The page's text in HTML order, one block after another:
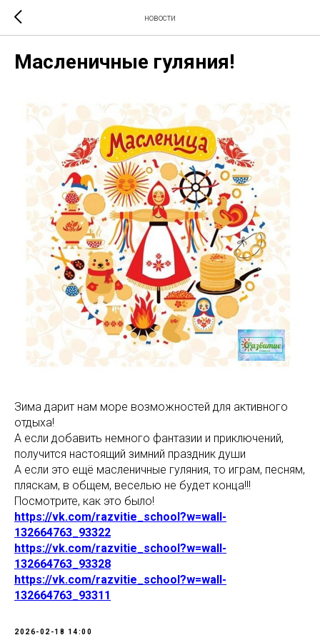
новости
Масленичные гуляния!
Зима дарит нам море возможностей для активного
отдыха!
А если добавить немного фантазии и приключений,
получится настоящий зимний праздник души
А если это ещё масленичные гуляния, то играм, песням,
пляскам, в общем, веселью не будет конца!!!
Посмотрите, как это было!
https://vk.com/razvitie_school?w=wall-
132664763_93322
https://vk.com/razvitie_school?w=wall-
132664763_93328
https://vk.com/razvitie_school?w=wall-
132664763_93311
2026-02-18 14:00